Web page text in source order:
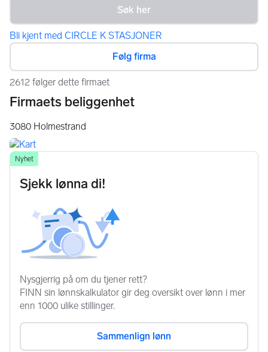
Bli kjent med CIRCLE K STASJONER
Følg firma
2612 følger dette firmaet
Firmaets beliggenhet
3080 Holmestrand